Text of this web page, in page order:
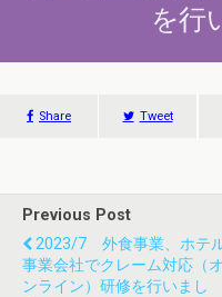
を行
Share Tweet
Previous Post
2023/7 外食事業、ホテ
事業会社でクレーム対応（オ
ンライン）研修を行いまし